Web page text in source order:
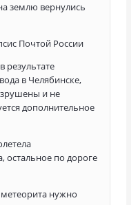
землю вернулись
Почтой России
результате
в Челябинске,
и не
дополнительное
остальное по дороге
нужно